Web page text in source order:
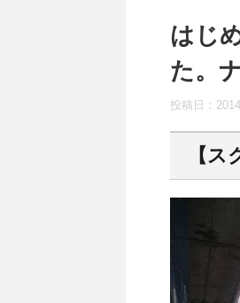
はじ
た。
投稿日：
【ス